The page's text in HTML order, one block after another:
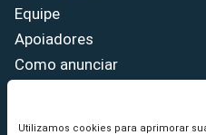
Utilizamos cookies para aprimorar
Equipe
Apoiadores
Como anunciar